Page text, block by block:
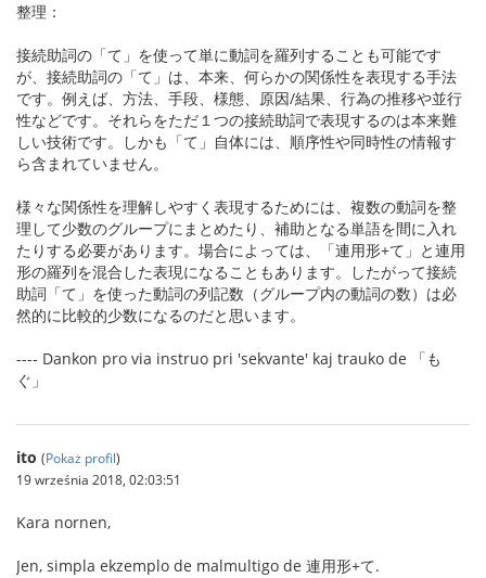
整理：
接続助詞の「て」を使って単に動詞を羅列することも可能です
が、接続助詞の「て」は、本来、何らかの関係性を表現する手法
です。例えば、方法、手段、様態、原因/結果、行為の推移や並行
性などです。それらをただ１つの接続助詞で表現するのは本来難
しい技術です。しかも「て」自体には、順序性や同時性の情報す
ら含まれていません。
様々な関係性を理解しやすく表現するためには、複数の動詞を整
理して少数のグループにまとめたり、補助となる単語を間に入れ
たりする必要があります。場合によっては、「連用形+て」と連用
形の羅列を混合した表現になることもあります。したがって接続
助詞「て」を使った動詞の列記数（グループ内の動詞の数）は必
然的に比較的少数になるのだと思います。
---- Dankon pro via instruo pri 'sekvante' kaj trauko de 「も
ぐ」
ito (Pokaż profil)
19 września 2018, 02:03:51
Kara nornen,
Jen, simpla ekzemplo de malmultigo de 連用形+て.